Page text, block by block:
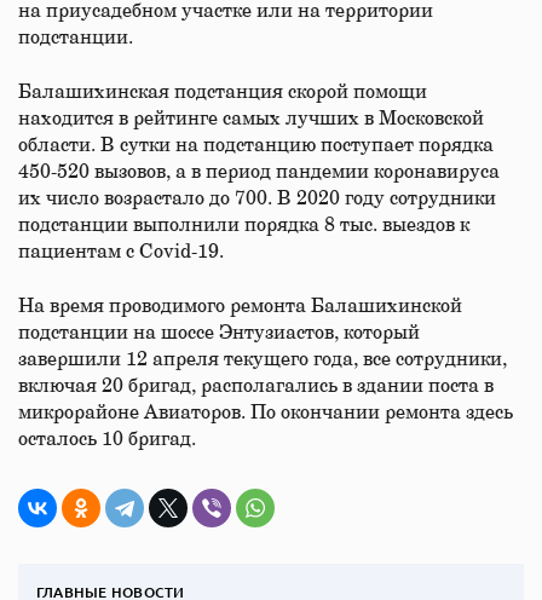
на приусадебном участке или на территории
подстанции.
Балашихинская подстанция скорой помощи
находится в рейтинге самых лучших в Московской
области. В сутки на подстанцию поступает порядка
450-520 вызовов, а в период пандемии коронавируса
их число возрастало до 700. В 2020 году сотрудники
подстанции выполнили порядка 8 тыс. выездов к
пациентам с Covid-19.
На время проводимого ремонта Балашихинской
подстанции на шоссе Энтузиастов, который
завершили 12 апреля текущего года, все сотрудники,
включая 20 бригад, располагались в здании поста в
микрорайоне Авиаторов. По окончании ремонта здесь
осталось 10 бригад.
ГЛАВНЫЕ НОВОСТИ